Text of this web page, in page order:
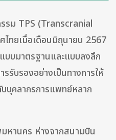
รม TPS (Transcranial
ทยเมื่อเดือนมิถุนายน 2567
บมาตรฐานและแบบลงลึก
รับรองอย่างเป็นทางการให้
บุคลากรการแพทย์หลาก
หานคร ห่างจากสนามบิน